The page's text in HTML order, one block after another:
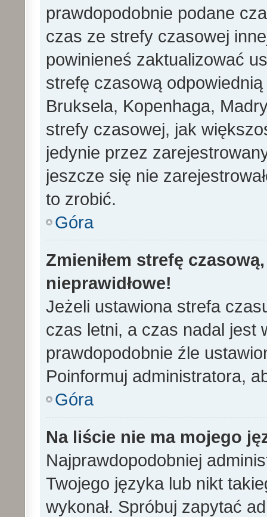
prawdopodobnie podane
czas ze strefy czasowej
powinieneś zaktualizować
strefę czasową
Bruksela, Kopenhaga,
strefy czasowej, jak
jedynie przez
jeszcze się nie
to zrobić.
Góra
Zmieniłem strefę
nieprawidłowe!
Jeżeli ustawiona strefa
czas letni, a czas nadal jest
prawdopodobnie źle
Poinformuj administratora,
Góra
Na liście nie ma mojego
Najprawdopodobniej
Twojego języka lub nikt
wykonał. Spróbuj zapytać